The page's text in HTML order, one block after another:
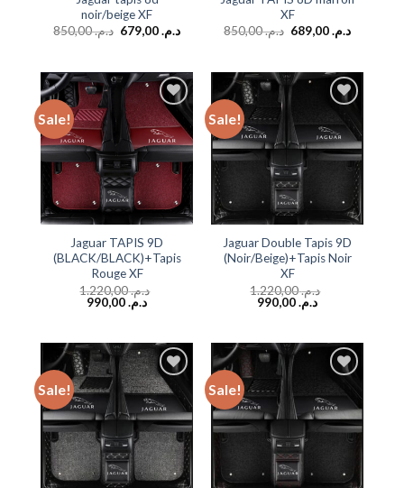
noir/beige XF
د.م.850,00 د.م.679,00
XF
د.م.850,00 د.م.689,00
Sale!
Add to
wishlist
Jaguar TAPIS 9D
(BLACK/BLACK)+Tapis
Rouge XF
د.م.1.220,00
د.م.
Sale!
Add to
wishlist
Jaguar Double Tapis 9D
(Noir/Beige)+Tapis Noir
XF
د.م.1.220,00
د.م.
Sale!
Add to
wishlist
Sale!
Add to
wishlist